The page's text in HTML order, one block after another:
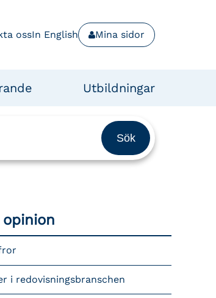
ossIn English Mina sidor
Utbildningar
i redovisningsbranschen